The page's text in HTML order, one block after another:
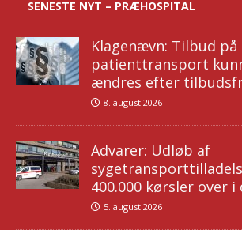
SENESTE NYT – PRÆHOSPITAL
Klagenævn: Tilbud på
patienttransport
ændres efter
8. august 2026
Advarer: Udløb af
400.000 kørsler over
5. august 2026